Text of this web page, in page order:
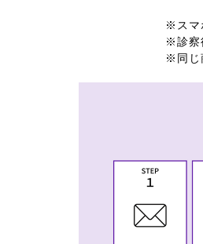
※スマ
※診察
※同じ